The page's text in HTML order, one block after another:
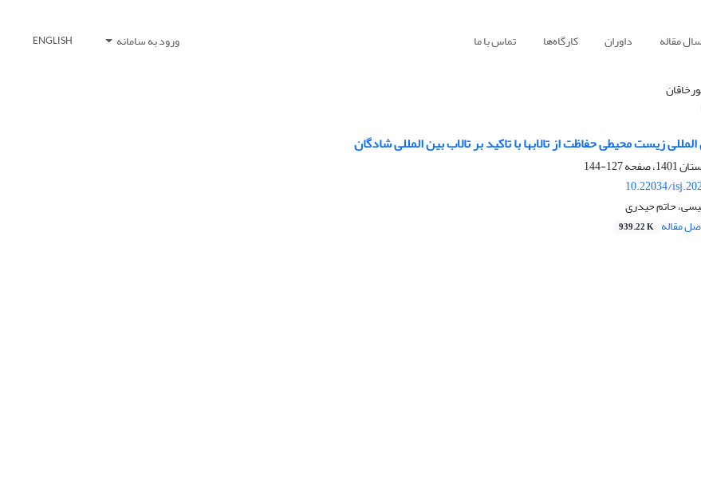
مقاله داوران کارگاه‌ها تماس با ما ورود به سامانه ENGLISH
زیست محیطی حفاظت از تالابها با تاکید بر تالاب بین المللی شادگان
127-144
10.22034/
حاتم حیدری
مقاله 939.22 K